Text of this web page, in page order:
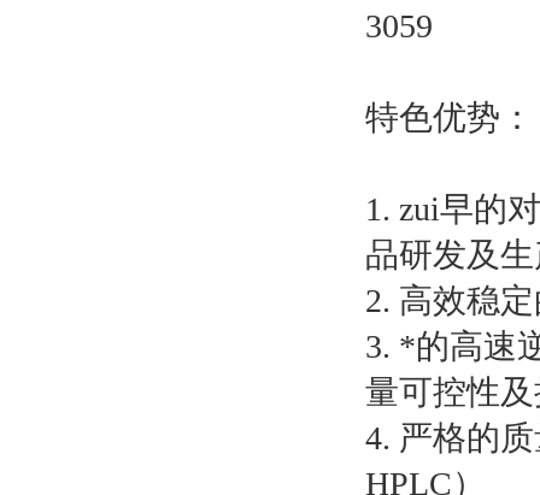
3059
特色优势：
1. zui早的
品研发及
2. 高效稳
3. *的高速
量可控性
4. 严格的
HPLC）